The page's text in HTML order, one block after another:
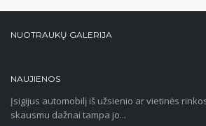
NUOTRAUKŲ GALERIJA
NAUJIENOS
Įsigijus automobilį iš užsienio ar vietinės
skausmu dažnai tampa jo...